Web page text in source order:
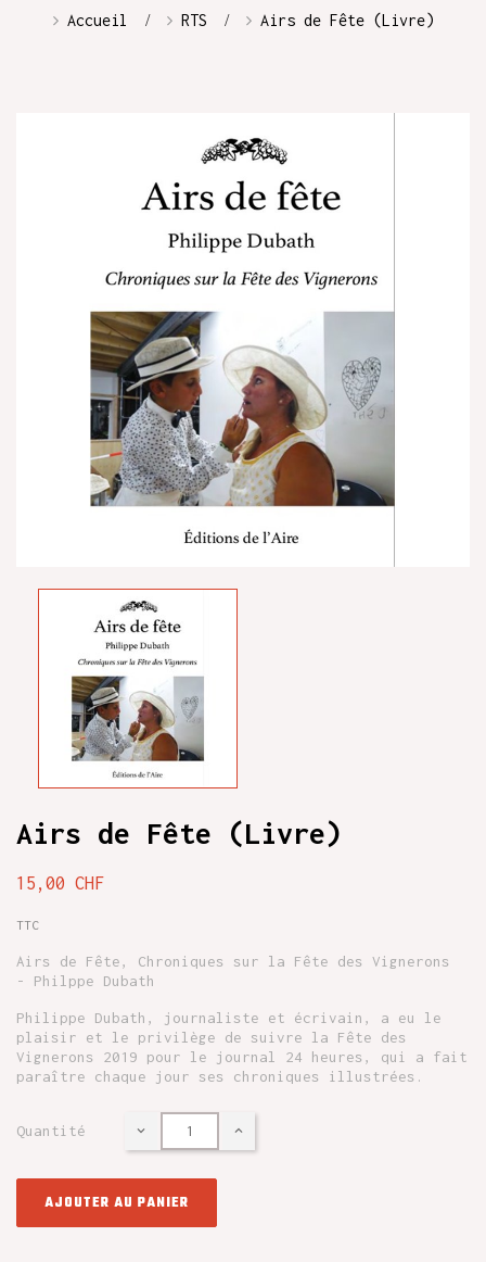
Accueil RTS Airs de Fête (Livre)
Airs de Fête (Livre)
15,00 CHF
TTC
Airs de Fête, Chroniques sur la Fête des Vignerons
- Philppe Dubath
Philippe Dubath, journaliste et écrivain, a eu le
plaisir et le privilège de suivre la Fête des
Vignerons 2019 pour le journal 24 heures, qui a fait
paraître chaque jour ses chroniques illustrées.
Quantité
AJOUTER AU PANIER